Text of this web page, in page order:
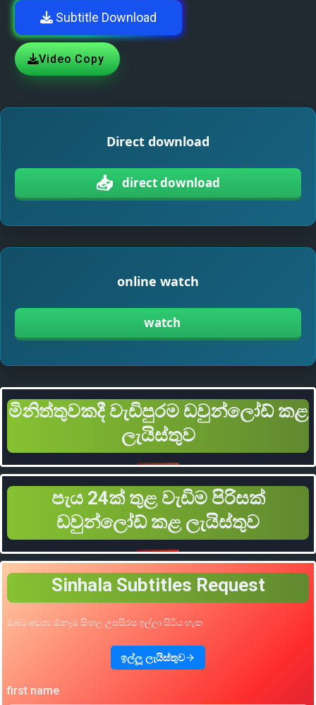
Subtitle Download
Video Copy
Direct download
📥 direct download
online watch
watch
මිනිත්තුවකදී වැඩිපුරම ඩවුන්ලෝඩ් කළ
ලැයිස්තුව
පැය 24ක් තුළ වැඩිම පිරිසක්
ඩවුන්ලෝඩ් කළ ලැයිස්තුව
Sinhala Subtitles Request
ඔබට අවශ්‍ය ඕනෑම සිංහල උපසිරස ඉල්ලා සිටිය හැක
ඉල්ලූ ලැයිස්තුව
first name